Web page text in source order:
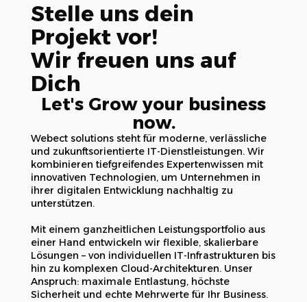
Stelle uns dein
Projekt vor!
Wir freuen uns auf
Dich
Let's Grow your business
now.
Webect solutions steht für moderne, verlässliche
und zukunftsorientierte IT-Dienstleistungen. Wir
kombinieren tiefgreifendes Expertenwissen mit
innovativen Technologien, um Unternehmen in
ihrer digitalen Entwicklung nachhaltig zu
unterstützen.
Mit einem ganzheitlichen Leistungsportfolio aus
einer Hand entwickeln wir flexible, skalierbare
Lösungen – von individuellen IT-Infrastrukturen bis
hin zu komplexen Cloud-Architekturen. Unser
Anspruch: maximale Entlastung, höchste
Sicherheit und echte Mehrwerte für Ihr Business.